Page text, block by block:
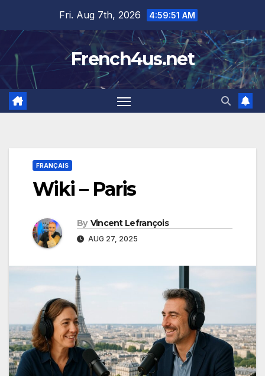
content
Fri. Aug 7th, 2026 4:59:51 AM
French4us.net
FRANÇAIS
Wiki – Paris
By Vincent Lefrançois
AUG 27, 2025